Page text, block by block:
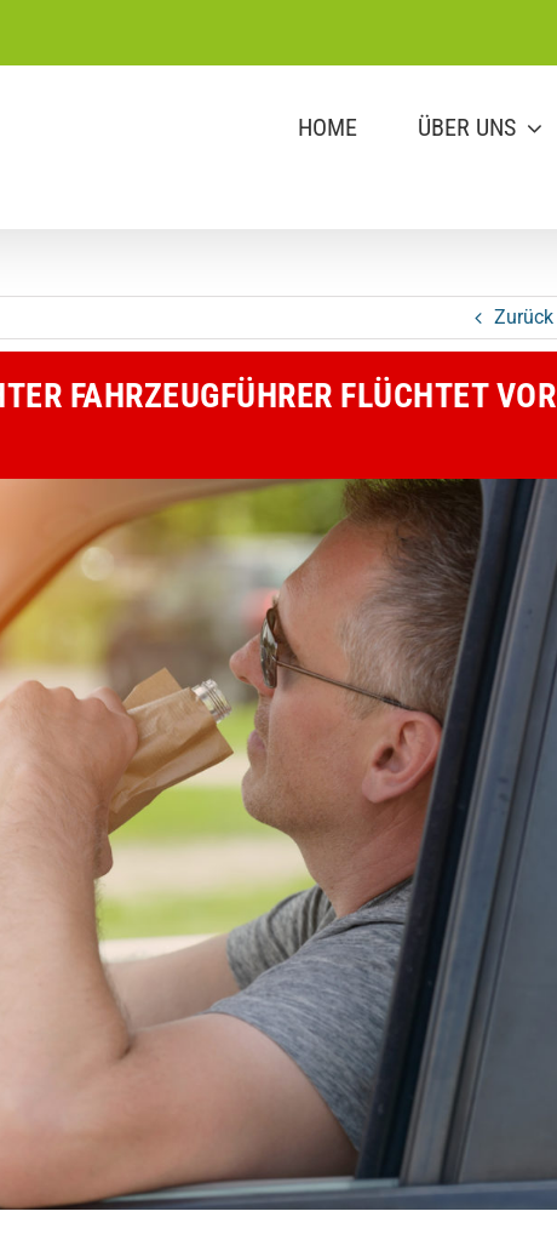
HOME ÜBER UNS
Zurück
FAHRZEUGFÜHRER FLÜCHTET VOR